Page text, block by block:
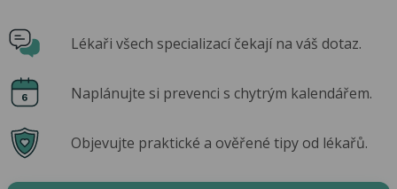
Lékaři všech specializací čekají na váš dotaz.
Naplánujte si prevenci s chytrým kalendářem.
Objevujte praktické a ověřené tipy od lékařů.